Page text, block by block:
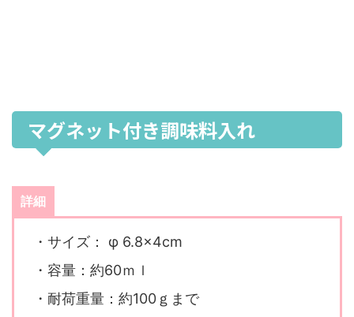
マグネット付き調味料入れ
詳細
・サイズ： φ 6.8×4cm
・容量：約60ｍｌ
・耐荷重量：約100ｇまで